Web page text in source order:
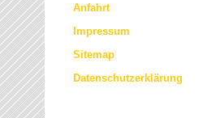
Anfahrt
Impressum
Sitemap
Datenschutzerklärung